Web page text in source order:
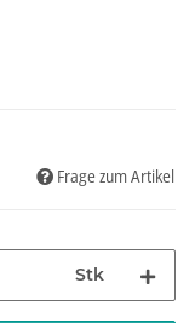
Frage zum Artikel
Stk